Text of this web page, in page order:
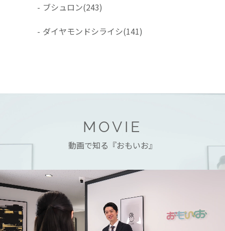
- ブシュロン(243)
- ダイヤモンドシライシ(141)
MOVIE
動画で知る『おもいお』